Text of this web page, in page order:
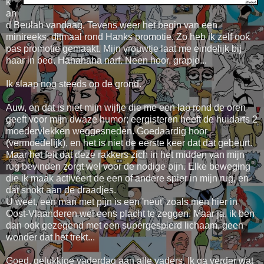
an
d Beulah vandaag. Tevens weer het begin van een
minireeks, ditmaal rond Hanks promotie. Zo heb ik zelf ook
pas promotie gemaakt. Mijn vrouwtje laat me eindelijk bij
haar in bed. Hahahaha narf. Neen hoor, grapje...
Ik slaap nog steeds op de grond.
Auw, en dat is niet mijn wijfje die me een lap rond de oren
geeft voor mijn dwaze humor; eergisteren heeft de huidarts 2
moedervlekken weggesneden. Goedaardig hoor
(vermoedelijk), en het is niet de eerste keer dat dat gebeurt.
Maar het feit dat deze rakkers zich in het midden van mijn
rug bevinden zorgt wel voor de nodige pijn. Elke beweging
die ik maak activeert de een of andere spier in mijn rug, en
dat snokt aan de draadjes.
U weet, een man met pijn is een 'neut' zoals men hier in
Oost-Vlaanderen wel eens placht te zeggen. Maar ja, ik ben
dan ook gezegend met een supergespierd lichaam, geen
wonder dat het trekt...
Goed, gelukkige vaderdag aan alle vaders. Ik ga verder wat